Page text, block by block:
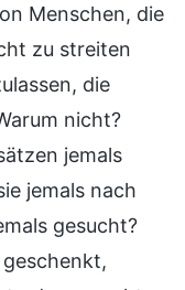
Menschen, die
zu streiten
die
nicht?
jemals
jemals nach
gesucht?